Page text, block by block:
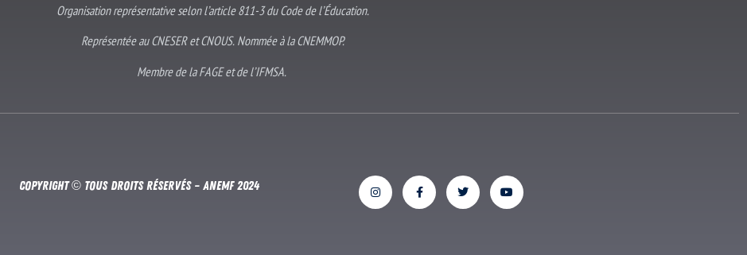
Organisation représentative selon l’article 811-3 du Code de l’Éducation.
Représentée au CNESER et CNOUS. Nommée à la CNEMMOP.
Membre de la FAGE et de l’IFMSA.
Copyright © Tous droits réservés – Anemf 2024